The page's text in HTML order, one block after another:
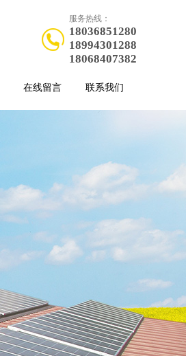
服务热线：
18036851280
18994301288
18068407382
在线留言 联系我们